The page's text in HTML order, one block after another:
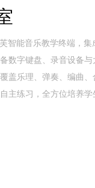
智能音乐教学终端，
数字键盘、录音设备
盖乐理、弹奏、编曲
主练习，全方位培养学